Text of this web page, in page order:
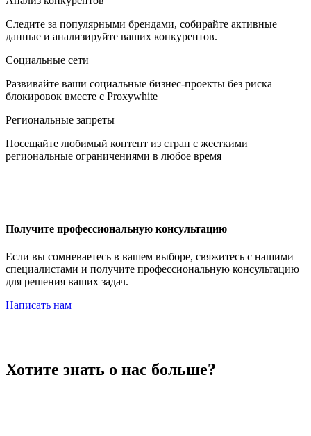
Индонезия
Иран
Следите за популярными брендами, собирайте активные
данные и анализируйте ваших конкурентов.
Социальные сети
Развивайте ваши социальные бизнес-проекты без риска
блокировок вместе с Proxywhite
Региональные запреты
Посещайте любимый контент из стран с жесткими
региональные ограничениями в любое время
Получите профессиональную консультацию
Если вы сомневаетесь в вашем выборе, свяжитесь с нашими
специалистами и получите профессиональную консультацию
для решения ваших задач.
Написать нам
Хотите знать о нас больше?